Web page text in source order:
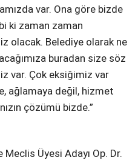
var. Ona göre bizde
ki zaman zaman
olacak. Belediye olarak ne
buradan size söz
var. Çok eksiğimiz var
ağlamaya değil, hizmet
çözümü bizde.”
Üyesi Adayı Op. Dr.